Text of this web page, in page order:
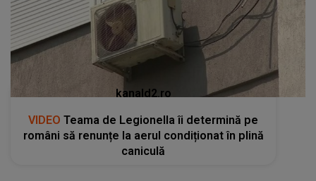
kanald2.ro
VIDEO Teama de Legionella îi determină pe
români să renunțe la aerul condiționat în plină
caniculă